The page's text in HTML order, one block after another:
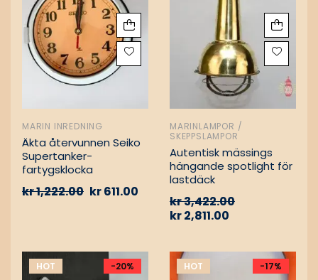
MARIN INREDNING
Äkta återvunnen Seiko
Supertanker-
fartygsklocka
kr1,222.00 kr611.00
MARINLAMPOR /
SKEPPSLAMPOR
Autentisk mässings
hängande spotlight för
lastdäck
kr3,422.00
kr2,811.00
HOT -20% HOT -17%